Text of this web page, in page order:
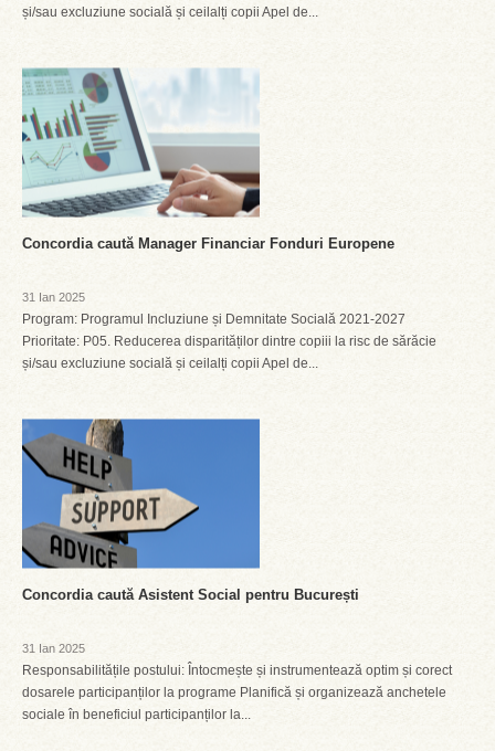
și/sau excluziune socială și ceilalți copii Apel de...
Concordia caută Manager Financiar Fonduri Europene
31 Ian 2025
Program: Programul Incluziune și Demnitate Socială 2021-2027
Prioritate: P05. Reducerea disparităților dintre copiii la risc de sărăcie
și/sau excluziune socială și ceilalți copii Apel de...
Concordia caută Asistent Social pentru București
31 Ian 2025
Responsabilitățile postului: Întocmește și instrumentează optim și corect
dosarele participanților la programe Planifică și organizează anchetele
sociale în beneficiul participanților la...